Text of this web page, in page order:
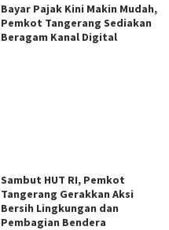
Bayar Pajak Kini Makin Mudah,
Pemkot Tangerang Sediakan
Beragam Kanal Digital
Sambut HUT RI, Pemkot
Tangerang Gerakkan Aksi
Bersih Lingkungan dan
Pembagian Bendera